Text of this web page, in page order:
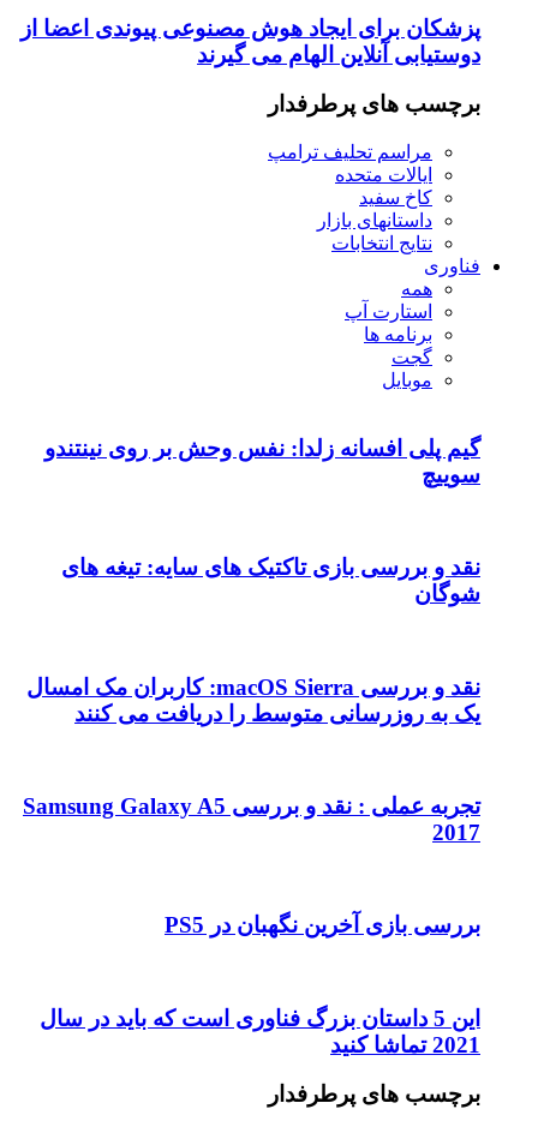
پزشکان برای ایجاد هوش مصنوعی پیوندی اعضا از
دوستیابی آنلاین الهام می گیرند
برچسب های پرطرفدار
مراسم تحلیف ترامپ
ایالات متحده
کاخ سفید
داستانهای بازار
نتایج انتخابات
فناوری
همه
استارت آپ
برنامه ها
گجت
موبایل
گیم پلی افسانه زلدا: نفس وحش بر روی نینتندو
سوییچ
نقد و بررسی بازی تاکتیک های سایه: تیغه های
شوگان
نقد و بررسی macOS Sierra: کاربران مک امسال
یک به روزرسانی متوسط را دریافت می کنند
تجربه عملی : نقد و بررسی Samsung Galaxy A5
بررسی بازی آخرین نگهبان در PS5
این 5 داستان بزرگ فناوری است که باید در سال
برچسب های پرطرفدار